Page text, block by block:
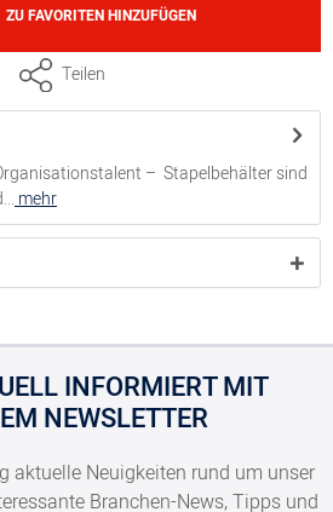
30 Liter
Liter
ZU FAVORITEN HINZUFÜGEN
Teilen
– Stapelbehälter sind
mehr
INFORMIERT MIT
NEWSLETTER
aktuelle Neuigkeiten rund um unser
Branchen-News, Tipps und